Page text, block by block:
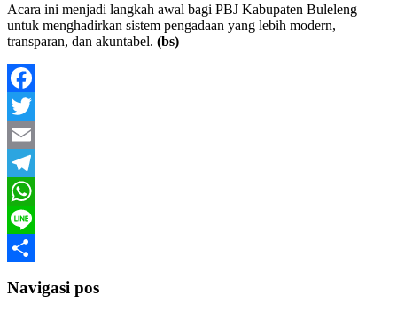
Acara ini menjadi langkah awal bagi PBJ Kabupaten Buleleng
untuk menghadirkan sistem pengadaan yang lebih modern,
transparan, dan akuntabel. (bs)
Facebook
Twitter
Email
Telegram
WhatsApp
Line
Navigasi pos